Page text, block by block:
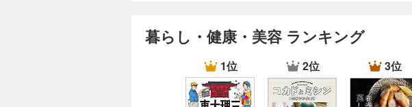
暮らし・健康・美容 ランキング
1位 2位 3位